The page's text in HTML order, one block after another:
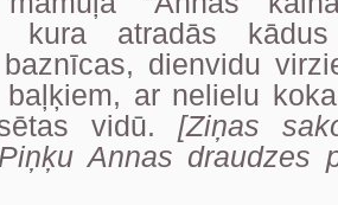
kura atradās
dienvidu
baļķiem, ar nelielu
vidū. [Ziņas
Annas draudzes